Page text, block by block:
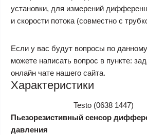
установки, для измерений
и скорости потока (совместно с
Если у вас будут вопросы по
можете написать вопрос в пункте:
онлайн чате нашего сайта.
Характеристики
Testo (0638 1447)
Пьезорезистивный сенсор
давления